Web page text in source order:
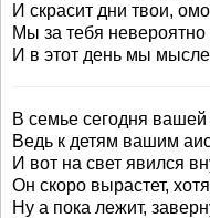
И скрасит дни твои,
Мы за тебя
И в этот день мы
В семье сегодня вашей
Ведь к детям вашим
И вот на свет явился
Он скоро вырастет,
Ну а пока лежит,